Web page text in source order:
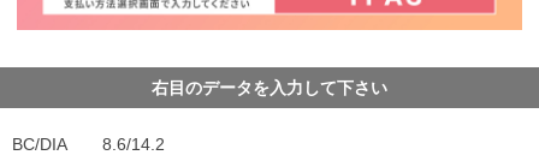
右目のデータを入力して下さい
BC/DIA 8.6/14.2